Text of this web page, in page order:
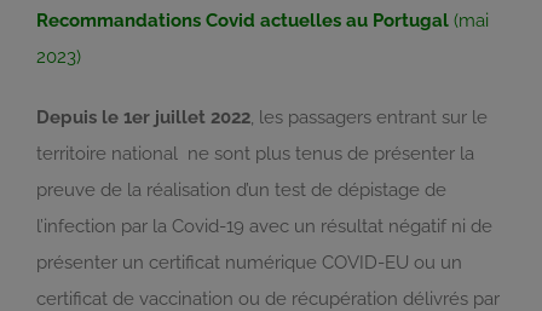
Recommandations Covid actuelles au Portugal (mai
2023)
Depuis le 1er juillet 2022, les passagers entrant sur le
territoire national ne sont plus tenus de présenter la
preuve de la réalisation d’un test de dépistage de
l’infection par la Covid-19 avec un résultat négatif ni de
présenter un certificat numérique COVID-EU ou un
certificat de vaccination ou de récupération délivrés par